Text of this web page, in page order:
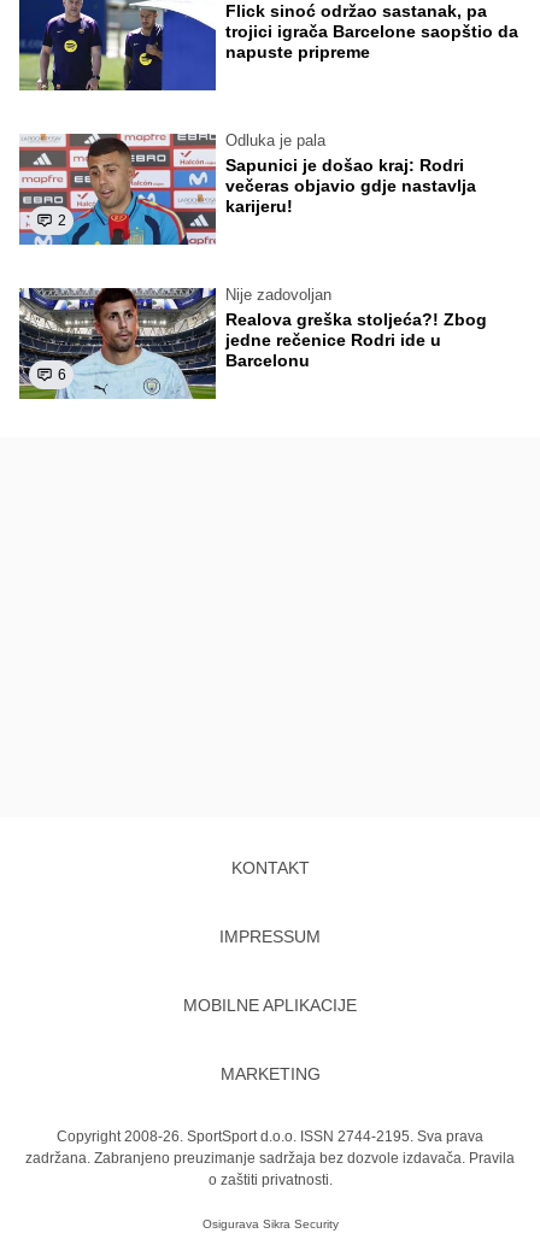
Flick sinoć održao sastanak, pa
trojici igrača Barcelone saopštio da
napuste pripreme
2
Odluka je pala
Sapunici je došao kraj: Rodri
večeras objavio gdje nastavlja
karijeru!
6
Nije zadovoljan
Realova greška stoljeća?! Zbog
jedne rečenice Rodri ide u
Barcelonu
KONTAKT
IMPRESSUM
MOBILNE APLIKACIJE
MARKETING
Copyright 2008-26. SportSport d.o.o. ISSN 2744-2195. Sva prava
zadržana. Zabranjeno preuzimanje sadržaja bez dozvole izdavača. Pravila
o zaštiti privatnosti.
Osigurava Sikra Security